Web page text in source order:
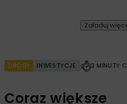
Załaduj
DROGI INWESTYCJE 3 MINUTY
Coraz większe